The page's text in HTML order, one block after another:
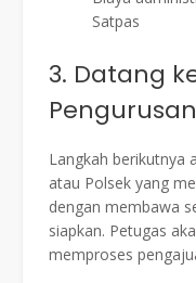
Satpas
3. Datang
Langkah berikutnya
atau Polsek yang
dengan membawa
siapkan. Petugas
memproses